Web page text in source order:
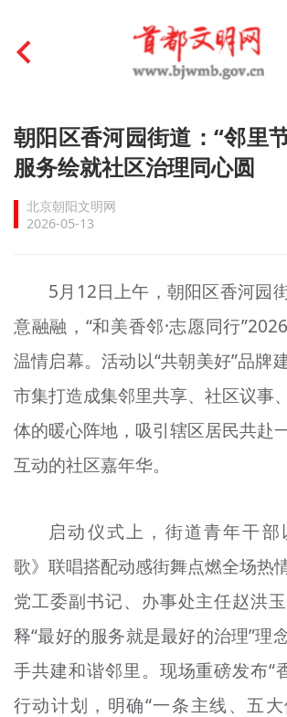
首页
文明创建
文明实践
未成年人思想道德建设
榜样人物
身边好人
文明评论
北京宣传文化引导基金
宣传思想文化人才
专题
资料库
朝阳区香河园街道：“邻里
服务绘就社区治理同心圆
北京朝阳文明网
2026-05-13
5月12日上午，朝阳区香河园
意融融，“和美香邻·志愿同行
温情启幕。活动以“共朝美好”品牌
市集打造成集邻里共享、社区议事
体的暖心阵地，吸引辖区居民共赴
互动的社区嘉年华。
启动仪式上，街道青年干
歌》联唱搭配动感街舞点燃全场热
党工委副书记、办事处主任赵洪
释“最好的服务就是最好的治理”理
手共建和谐邻里。现场重磅发布“
行动计划，明确“一条主线、五